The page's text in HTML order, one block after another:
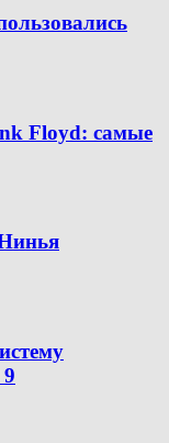
Floyd: самые